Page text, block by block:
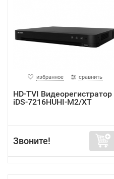
избранное сравнить
HD-TVI Видеорегистратор
iDS-7216HUHI-M2/XT
Звоните!